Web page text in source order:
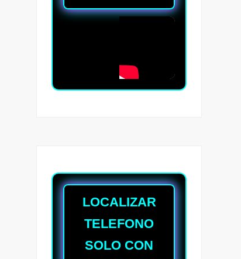
LOCALIZAR
TELEFONO
SOLO CON